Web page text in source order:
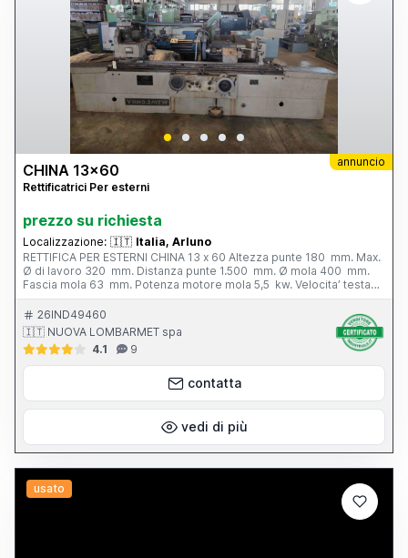
annuncio
CHINA 13x60
Rettificatrici Per esterni
prezzo su richiesta
Localizzazione: 🇮🇹 Italia, Arluno
RETTIFICA PER ESTERNI CHINA 13 x 60 Altezza punte 180 mm. Max.
Ø di lavoro 320 mm. Distanza punte 1.500 mm. Ø mola 400 mm.
Fascia mola 63 mm. Potenza motore mola 5,5 kw. Velocita’ testa
portapezzo - N. 6; 28 - 280 g/min. Inclinazione tavola - 3° / + 6°
Peso totale 3.800 kg. Completa di: - n. 1 autocentrante Ø 165 mm.
- n. 1 lunetta chiusa - vasca con filtro - cunei di livellamento
26IND49460
🇮🇹 NUOVA LOMBARMET spa
4.1
9
contatta
vedi di più
usato